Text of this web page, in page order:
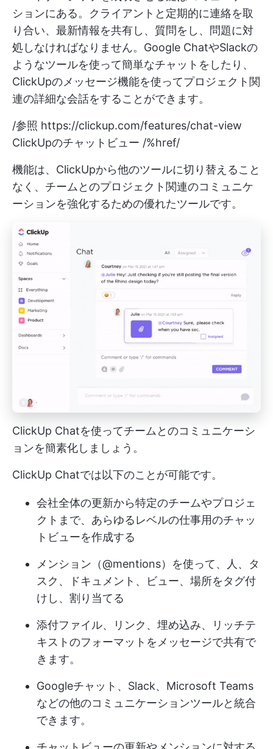
ションにある。クライアントと定期的に連絡を取
り合い、最新情報を共有し、質問をし、問題に対
処しなければなりません。Google ChatやSlackの
ようなツールを使って簡単なチャットをしたり、
ClickUpのメッセージ機能を使ってプロジェクト関
連の詳細な会話をすることができます。
/参照 https://clickup.com/features/chat-view
ClickUpのチャットビュー /%href/
機能は、ClickUpから他のツールに切り替えること
なく、チームとのプロジェクト関連のコミュニケ
ーションを強化するための優れたツールです。
ClickUp Chatを使ってチームとのコミュニケーシ
ョンを簡素化しましょう。
ClickUp Chatでは以下のことが可能です。
会社全体の更新から特定のチームやプロジェ
クトまで、あらゆるレベルの仕事用のチャッ
トビューを作成する
メンション（@mentions）を使って、人、タ
スク、ドキュメント、ビュー、場所をタグ付
けし、割り当てる
添付ファイル、リンク、埋め込み、リッチテ
キストのフォーマットをメッセージで共有で
きます。
Googleチャット、Slack、Microsoft Teams
などの他のコミュニケーションツールと統合
できます。